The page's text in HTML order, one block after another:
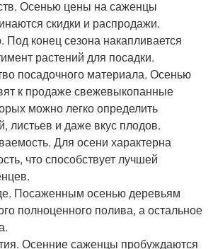
Осенью цены на саженцы
скидки и распродажи.
конец сезона накапливается
растений для посадки.
посадочного материала. Осенью
к продаже свежевыкопанные
можно легко определить
листьев и даже вкус плодов.
Для осени характерна
что способствует лучшей
Посаженным осенью деревьям
полноценного полива, а остальное
Осенние саженцы пробуждаются